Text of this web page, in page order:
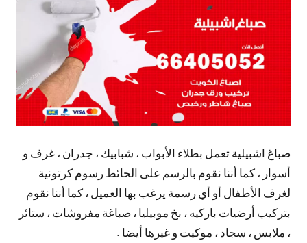
صباغ اشبيلية تعمل بطلاء الأبواب ، شبابيك ، جدران ، غرف و
أسوار ، كما أننا نقوم بالرسم على الحائط رسوم كرتونية
لغرف الأطفال أو أي رسمة يرغب بها العميل ، كما أننا نقوم
بتركيب أرضيات باركيه ، بخ موبيليا ، صباغة مفروشات ، ستائر
، ملابس ، سجاد ، موكيت و غيرها أيضا .